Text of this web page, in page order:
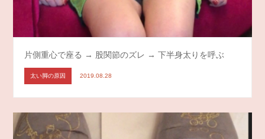
片側重心で座る → 股関節のズレ → 下半身太りを呼ぶ
太い脚の原因 2019.08.28